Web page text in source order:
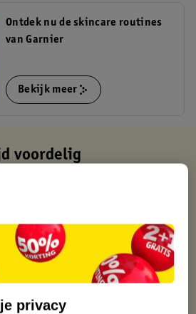
Ontdek nu de skincare routines
van Garnier
Bekijk meer
voordelig
uur besteld, volgende dag in huis
50.00
30 dagen
kaart
privacy